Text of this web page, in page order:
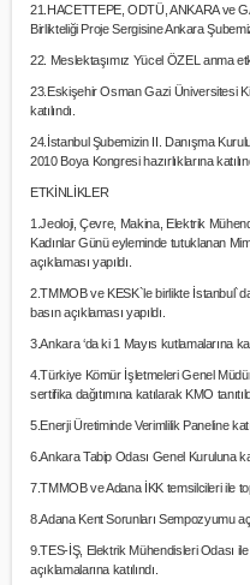
21.HACETTEPE, ODTÜ, ANKARA ve
Birlikteliği Proje Sergisine Ankara Şubemiz
22. Meslektaşımız Yücel ÖZEL anma
23.Eskişehir Osman Gazi Üniversitesi
katılındı.
24.İstanbul Şubemizin II. Danışma
2010 Boya Kongresi hazırlıklarına
ETKİNLİKLER
1.Jeoloji, Çevre, Makina, Elektrik
Kadınlar Günü eyleminde tutuklanan
açıklaması yapıldı.
2.TMMOB ve KESK`le birlikte
basın açıklaması yapıldı.
3.Ankara ‘da ki 1 Mayıs kutlamalarına
4.Türkiye Kömür İşletmeleri Genel
sertifika dağıtımına katılarak KMO
5.Enerji Üretiminde Verimlilik Paneline
6.Ankara Tabip Odası Genel Kuruluna
7.TMMOB ve Adana İKK temsilcileri ile
8.Adana Kent Sorunları Sempozyumu
9.TES-İŞ, Elektrik Mühendisleri Odası
açıklamalarına katılındı.